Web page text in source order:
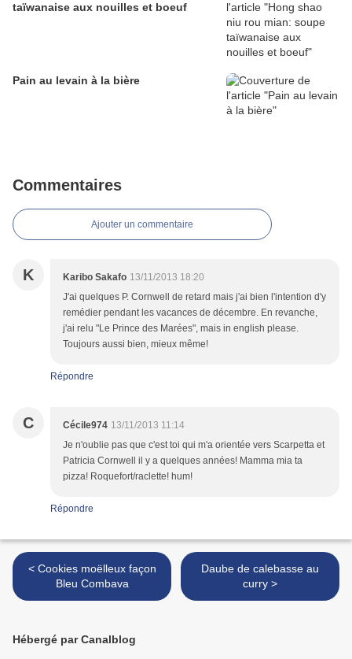
taïwanaise aux nouilles et boeuf
Pain au levain à la bière
Commentaires
Ajouter un commentaire
K Karibo Sakafo 13/11/2013 18:20
J'ai quelques P. Cornwell de retard mais j'ai bien l'intention d'y
remédier pendant les vacances de décembre. En revanche,
j'ai relu "Le Prince des Marées", mais in english please.
Toujours aussi bien, mieux même!
Répondre
C Cécile974 13/11/2013 11:14
Je n'oublie pas que c'est toi qui m'a orientée vers Scarpetta et
Patricia Cornwell il y a quelques années! Mamma mia ta
pizza! Roquefort/raclette! hum!
Répondre
< Cookies moëlleux façon
Bleu Combava
Daube de calebasse au
curry >
Hébergé par Canalblog